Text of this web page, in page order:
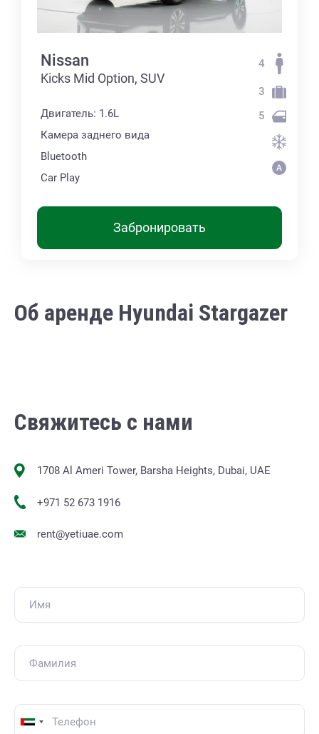
Nissan
Kicks Mid Option, SUV
Двигатель: 1.6L
Камера заднего вида
Bluetooth
Car Play
4
3
5
Забронировать
Об аренде Hyundai Stargazer
Свяжитесь с нами
1708 Al Ameri Tower, Barsha Heights, Dubai, UAE
+971 52 673 1916
rent@yetiuae.com